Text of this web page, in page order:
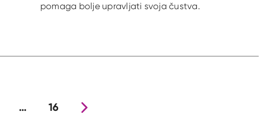
pomaga bolje upravljati svoja čustva.
… 16Nova stran